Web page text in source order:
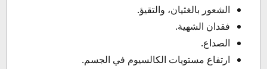
الشعور بالغثيان، والتقيؤ.
فقدان الشهية.
الصداع.
ارتفاع مستويات الكالسيوم في الجسم.